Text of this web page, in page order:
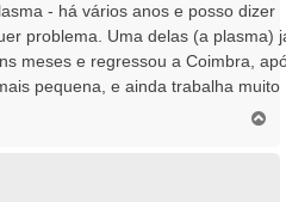
- há vários anos e posso dizer
problema. Uma delas (a plasma)
meses e regressou a Coimbra,
pequena, e ainda trabalha muito